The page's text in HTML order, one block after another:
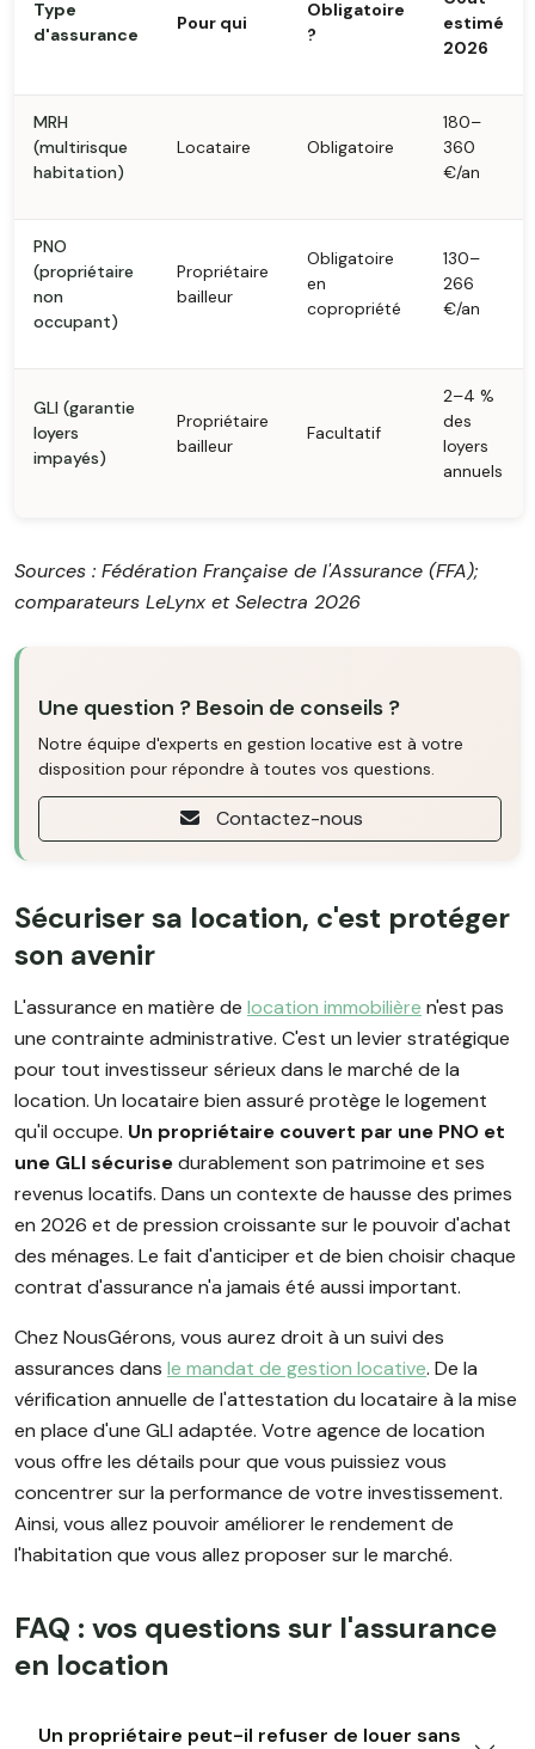
Type
d'assurance
Pour qui
Obligatoire
?
estimé
2026
MRH
(multirisque
habitation)
Locataire Obligatoire
180–
360
€/an
PNO
(propriétaire
non
occupant)
Propriétaire
bailleur
Obligatoire
en
copropriété
130–
266
€/an
GLI (garantie
loyers
impayés)
Propriétaire
bailleur
Facultatif
2–4 %
des
loyers
annuels
Sources : Fédération Française de l'Assurance (FFA);
comparateurs LeLynx et Selectra 2026
Une question ? Besoin de conseils ?
Notre équipe d'experts en gestion locative est à votre
disposition pour répondre à toutes vos questions.
Contactez-nous
Sécuriser sa location, c'est protéger
son avenir
L'assurance en matière de location immobilière n'est pas
une contrainte administrative. C'est un levier stratégique
pour tout investisseur sérieux dans le marché de la
location. Un locataire bien assuré protège le logement
qu'il occupe. Un propriétaire couvert par une PNO et
une GLI sécurisedurablement son patrimoine et ses
revenus locatifs. Dans un contexte de hausse des primes
en 2026 et de pression croissante sur le pouvoir d'achat
des ménages. Le fait d'anticiper et de bien choisir chaque
contrat d'assurance n'a jamais été aussi important.
Chez NousGérons, vous aurez droit à un suivi des
assurances dans le mandat de gestion locative. De la
vérification annuelle de l'attestation du locataire à la mise
en place d'une GLI adaptée. Votre agence de location
vous offre les détails pour que vous puissiez vous
concentrer sur la performance de votre investissement.
Ainsi, vous allez pouvoir améliorer le rendement de
l'habitation que vous allez proposer sur le marché.
FAQ : vos questions sur l'assurance
en location
Un propriétaire peut-il refuser de louer sans